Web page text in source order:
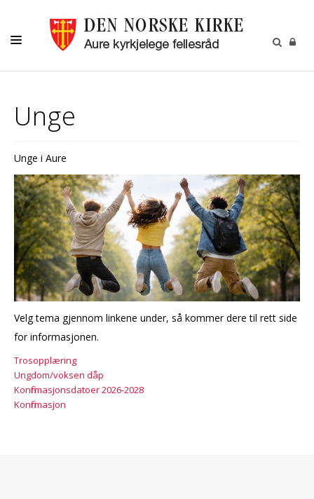
MENIGHETSBLAD
UNGE
VOKSNE
KIRKENE
KALENDER
OM OSS
GRAVPLASSMYNDIGHET
Unge
Unge i Aure
Velg tema gjennom linkene under, så kommer dere til rett side
for informasjonen.
Trosopplæring
Ungdom/voksen dåp
Konfirmasjonsdatoer 2026-2028
Konfirmasjon